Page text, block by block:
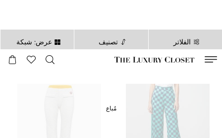
الفلاتر تصنيف عرض: شبكة
ثانية
مُباع